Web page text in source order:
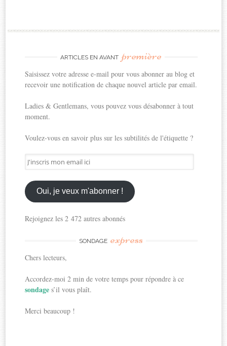
ARTICLES EN AVANT première
Saisissez votre adresse e-mail pour vous abonner au blog et
recevoir une notification de chaque nouvel article par email.
Ladies & Gentlemans, vous pouvez vous désabonner à tout
moment.
Voulez-vous en savoir plus sur les subtilités de l'étiquette ?
J'inscris
mon
email
ici
Oui, je veux m'abonner !
Rejoignez les 2 472 autres abonnés
SONDAGE express
Chers lecteurs,
Accordez-moi 2 min de votre temps pour répondre à ce
sondages’il vous plaît.
Merci beaucoup !